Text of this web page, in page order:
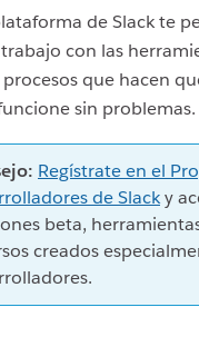
de Slack te
con las
que hacen
sin problemas.
Regístrate en el
de Slacky
beta,
creados